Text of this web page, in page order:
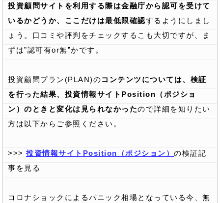
投資顧問サイトを利用する際は金融庁から認可を受けて
いるかどうか、ここだけは最低限確認するようにしまし
ょう。口コミや評判をチェックするこも大切ですが、ま
ずは”認可有or無”かです。
投資顧問プラン(PLAN)のコンテンツについては、検証
を行った結果、投資情報サイトPosition（ポジショ
ン）のときと変化は見られなかったので詳細を知りたい
方は以下からご参照ください。
>>> 投資情報サイトPosition（ポジション） の検証記
事を見る
コロナショックによるパニック相場となっている今、無